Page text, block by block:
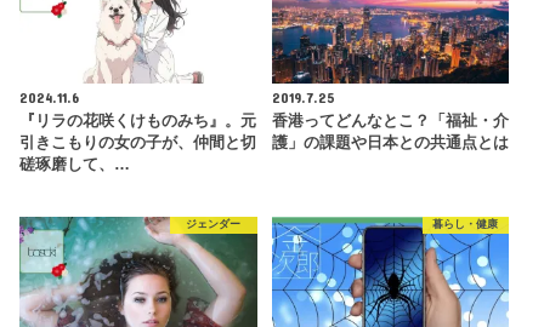
2024.11.6
『リラの花咲くけものみち』。元
引きこもりの女の子が、仲間と切
磋琢磨して、…
2019.7.25
香港ってどんなとこ？「福祉・介
護」の課題や日本との共通点とは
ジェンダー 暮らし・健康